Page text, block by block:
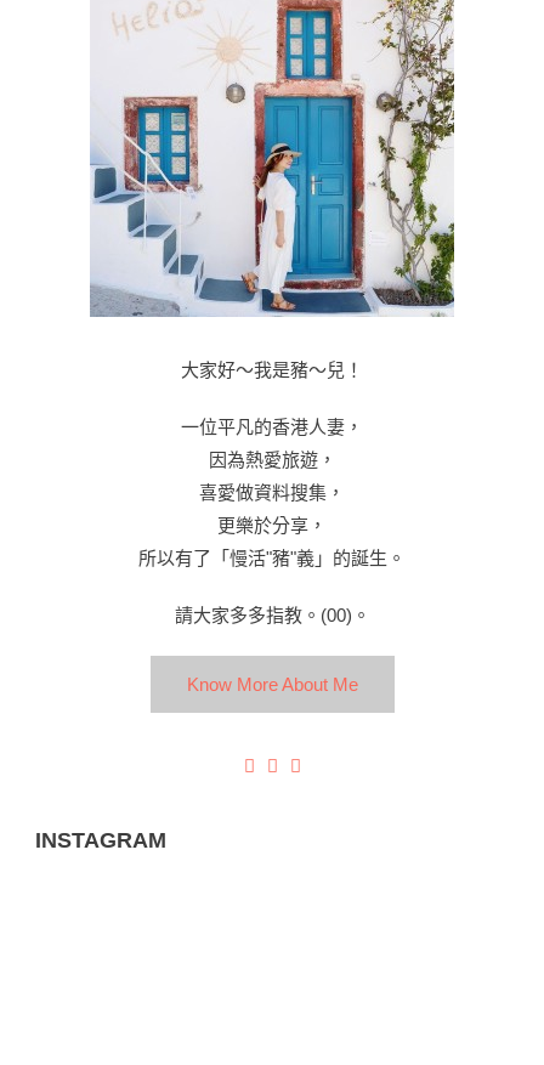
大家好～我是豬～兒！
一位平凡的香港人妻，
因為熱愛旅遊，
喜愛做資料搜集，
更樂於分享，
所以有了「慢活"豬"義」的誕生。
請大家多多指教。(00)。
Know More About Me
INSTAGRAM